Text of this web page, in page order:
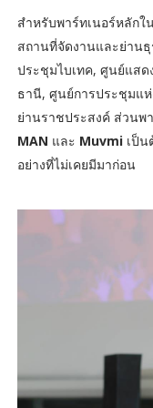
สำหรับพาร์ทเนอร์หลักใ
สถานที่จัดงานและย่าน
ประชุมไบเทค, ศูนย์แส
ธานี, ศูนย์การประชุมแ
ย่านราชประสงค์ ส่วนพ
MAN และ Muvmiเป็น
อย่างที่ไม่เคยมีมาก่อน